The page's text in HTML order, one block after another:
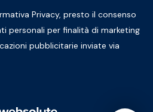
Privacy, presto il consenso
personali per finalità di marketing
pubblicitarie inviate via